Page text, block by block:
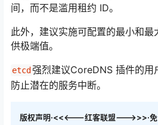
间，而不是滥用租约 ID。
此外，建议实施可配置的最小和最
供极端值。
etcd 强烈建议CoreDNS 插件的用
防止潜在的服务中断。
版权声明·<<<---红客联盟--->>>·免